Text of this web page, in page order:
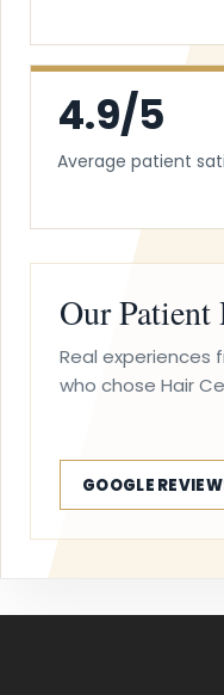
4.9/5
Average patient
Our Patient
Real
who chose Hair
GOOGLE